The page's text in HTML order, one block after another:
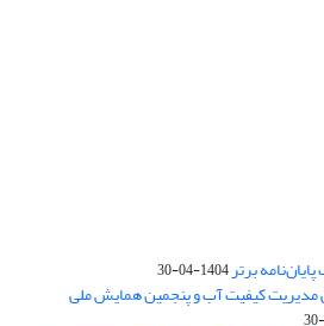
برتر1404-04-30
کیفیت آب و پنجمین همایش ملی